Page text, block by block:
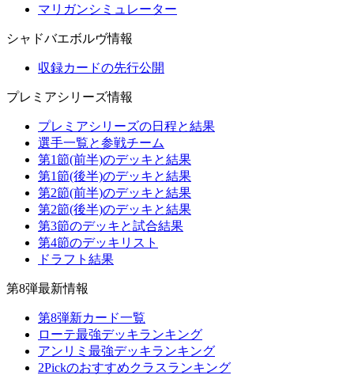
マリガンシミュレーター
シャドバエボルヴ情報
収録カードの先行公開
プレミアシリーズ情報
プレミアシリーズの日程と結果
選手一覧と参戦チーム
第1節(前半)のデッキと結果
第1節(後半)のデッキと結果
第2節(前半)のデッキと結果
第2節(後半)のデッキと結果
第3節のデッキと試合結果
第4節のデッキリスト
ドラフト結果
第8弾最新情報
第8弾新カード一覧
ローテ最強デッキランキング
アンリミ最強デッキランキング
2Pickのおすすめクラスランキング